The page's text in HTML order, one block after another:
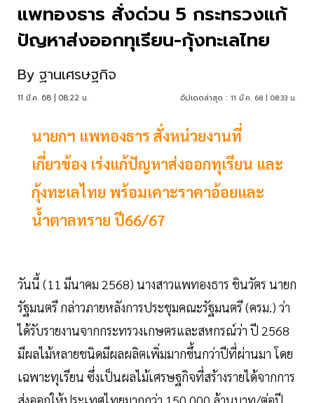
แพทองธาร สั่งด่วน 5 กระทรวงแก้
ปัญหาส่งออกทุเรียน-กุ้งทะเลไทย
By ฐานเศรษฐกิจ
11 มี.ค. 68 | 08:22 น. อัปเดตล่าสุด : 11 มี.ค. 68 | 08:33 น.
นายกฯ แพทองธาร สั่งหน่วยงานที่
เกี่ยวข้อง เร่งแก้ปัญหาส่งออกทุเรียน และ
กุ้งทะเลไทย พร้อมเคาะราคาอ้อยและ
น้ำตาลทราย ปี66/67
วันนี้ (11 มีนาคม 2568) นางสาวแพทองธาร ชินวัตร นายก
รัฐมนตรี กล่าวภายหลังการประชุมคณะรัฐมนตรี (ครม.) ว่า
ได้รับรายงานจากกระทรวงเกษตรและสหกรณ์ว่า ปี 2568
มีผลไม้หลายชนิดมีผลผลิตเพิ่มมากขึ้นกว่าปีที่ผ่านมา โดย
เฉพาะทุเรียน ซึ่งเป็นผลไม้เศรษฐกิจที่สร้างรายได้จากการ